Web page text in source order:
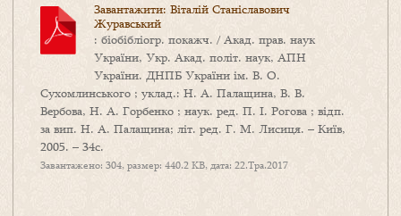
Завантажити: Віталій Станіславович
Журавський
: біобібліогр. покажч. / Акад. прав. наук
України, Укр. Акад. політ. наук, АПН
України. ДНПБ України ім. В. О.
Сухомлинського ; уклад.: Н. А. Палащина, В. В.
Вербова, Н. А. Горбенко ; наук. ред. П. І. Рогова ; відп.
за вип. Н. А. Палащина; літ. ред. Г. М. Лисиця. – Київ,
2005. – 34с.
Завантажено: 304, размер: 440.2 KB, дата: 22.Тра.2017